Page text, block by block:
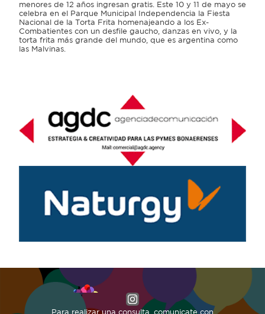
menores de 12 años ingresan gratis. Este 10 y 11 de mayo se
celebra en el Parque Municipal Independencia la Fiesta
Nacional de la Torta Frita homenajeando a los Ex-
Combatientes con un desfile gaucho, danzas en vivo, y la
torta frita más grande del mundo, que es argentina como
las Malvinas.
Para realizar una consulta, comunicate con